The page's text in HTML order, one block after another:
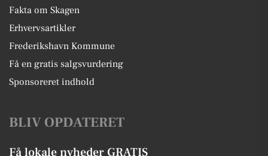
Fakta om Skagen
Erhvervsartikler
Frederikshavn Kommune
Få en gratis salgsvurdering
Sponsoreret indhold
BLIV OPDATERET
Få lokale nyheder GRATIS